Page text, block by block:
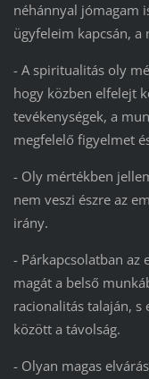
néhánnyal jómagam
ügyfeleim kapcsán, a
- A spiritualitás oly
hogy közben elfelejt
tevékenységek, a
megfelelő figyelmet
- Oly mértékben
nem veszi észre az
irány.
- Párkapcsolatban az
magát a belső
racionalitás talaján, s
között a távolság.
- Olyan magas